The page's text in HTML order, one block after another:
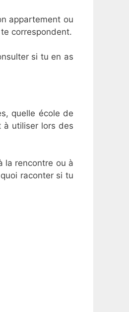
appartement ou
correspondent.
si tu en as
quelle école de
à utiliser lors des
la rencontre ou à
raconter si tu